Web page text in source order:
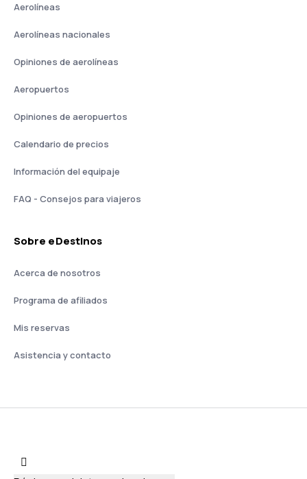
Aerolíneas
Aerolíneas nacionales
Opiniones de aerolíneas
Aeropuertos
Opiniones de aeropuertos
Calendario de precios
Información del equipaje
FAQ - Consejos para viajeros
Sobre eDestinos
Acerca de nosotros
Programa de afiliados
Mis reservas
Asistencia y contacto